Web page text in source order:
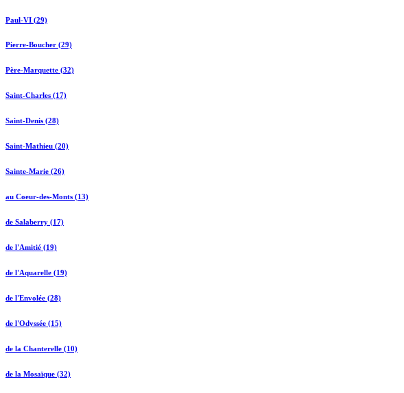
Paul-VI (29)
Pierre-Boucher (29)
Père-Marquette (32)
Saint-Charles (17)
Saint-Denis (28)
Saint-Mathieu (20)
Sainte-Marie (26)
au Coeur-des-Monts (13)
de Salaberry (17)
de l'Amitié (19)
de l'Aquarelle (19)
de l'Envolée (28)
de l'Odyssée (15)
de la Chanterelle (10)
de la Mosaïque (32)